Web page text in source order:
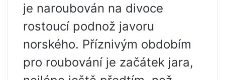
je naroubován na divoce
rostoucí podnož javoru
norského. Příznivým obdobím
pro roubování je začátek jara,